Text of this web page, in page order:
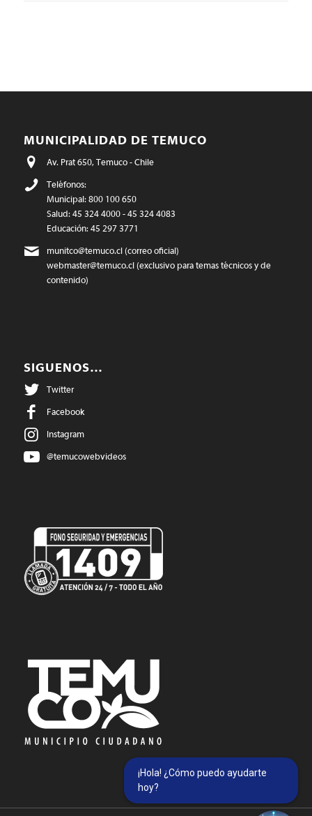
MUNICIPALIDAD DE TEMUCO
Av. Prat 650, Temuco - Chile
Teléfonos:
Municipal: 800 100 650
Salud: 45 324 4000 - 45 324 4083
Educación: 45 297 3771
munitco@temuco.cl(correo oficial)
webmaster@temuco.cl(exclusivo para temas técnicos y de
contenido)
SIGUENOS…
Twitter
Facebook
Instagram
@temucowebvideos
¡Hola! ¿Cómo puedo ayudarte
hoy?